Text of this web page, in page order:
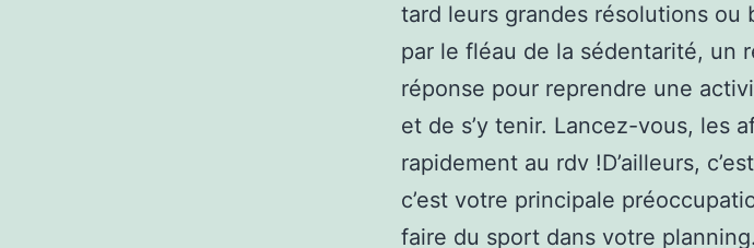
tard leurs grandes résolutions
par le fléau de la sédentarité, un
réponse pour reprendre une
et de s’y tenir. Lancez-vous, les
rapidement au rdv !D’ailleurs,
c’est votre principale
faire du sport dans votre